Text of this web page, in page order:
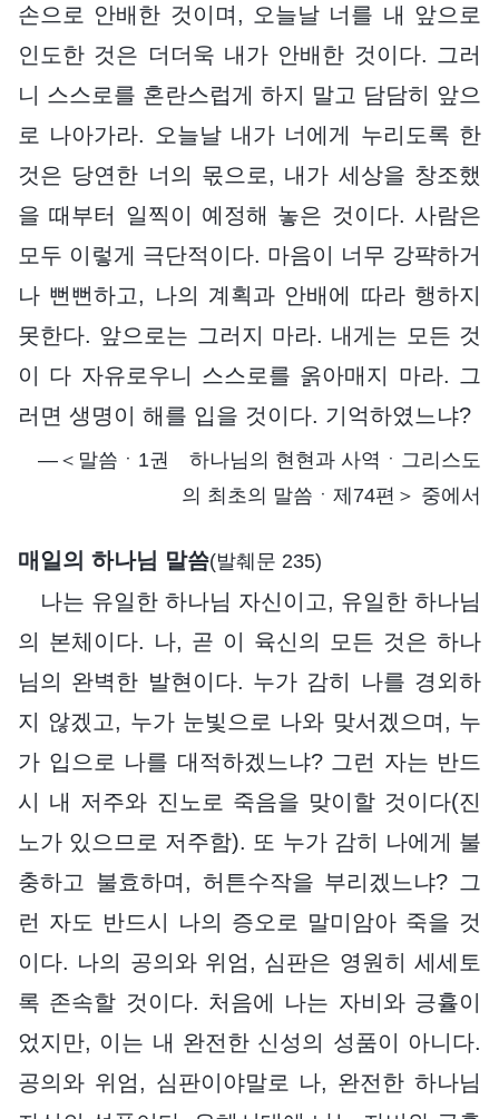
손으로 안배한 것이며, 오늘날 너를 내 앞으로
인도한 것은 더더욱 내가 안배한 것이다. 그러
니 스스로를 혼란스럽게 하지 말고 담담히 앞으
로 나아가라. 오늘날 내가 너에게 누리도록 한
것은 당연한 너의 몫으로, 내가 세상을 창조했
을 때부터 일찍이 예정해 놓은 것이다. 사람은
모두 이렇게 극단적이다. 마음이 너무 강퍅하거
나 뻔뻔하고, 나의 계획과 안배에 따라 행하지
못한다. 앞으로는 그러지 마라. 내게는 모든 것
이 다 자유로우니 스스로를 옭아매지 마라. 그
러면 생명이 해를 입을 것이다. 기억하였느냐?
―＜말씀ㆍ1권 하나님의 현현과 사역ㆍ그리스도
의 최초의 말씀ㆍ제74편＞ 중에서
매일의 하나님 말씀(발췌문 235)
나는 유일한 하나님 자신이고, 유일한 하나님
의 본체이다. 나, 곧 이 육신의 모든 것은 하나
님의 완벽한 발현이다. 누가 감히 나를 경외하
지 않겠고, 누가 눈빛으로 나와 맞서겠으며, 누
가 입으로 나를 대적하겠느냐? 그런 자는 반드
시 내 저주와 진노로 죽음을 맞이할 것이다(진
노가 있으므로 저주함). 또 누가 감히 나에게 불
충하고 불효하며, 허튼수작을 부리겠느냐? 그
런 자도 반드시 나의 증오로 말미암아 죽을 것
이다. 나의 공의와 위엄, 심판은 영원히 세세토
록 존속할 것이다. 처음에 나는 자비와 긍휼이
었지만, 이는 내 완전한 신성의 성품이 아니다.
공의와 위엄, 심판이야말로 나, 완전한 하나님